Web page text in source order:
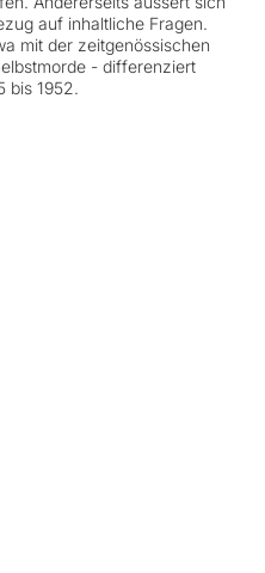
auf inhaltliche Fragen.
mit der zeitgenössischen
- differenziert
bis 1952.